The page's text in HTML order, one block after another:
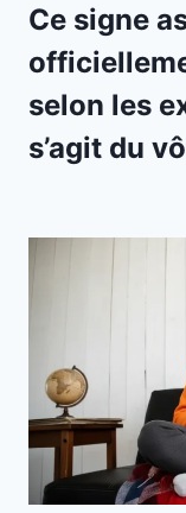
Ce signe
selon les
s’agit du